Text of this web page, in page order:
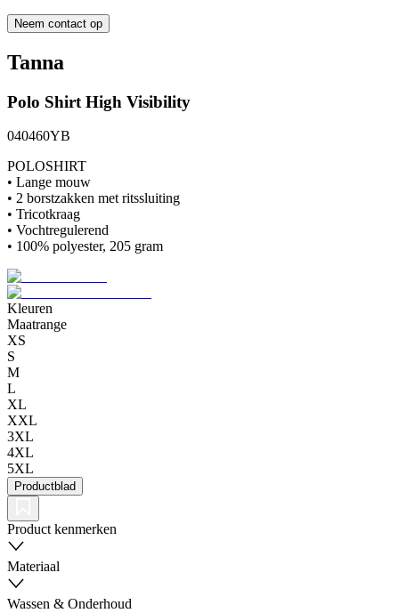
Neem contact op
Tanna
Polo Shirt High Visibility
040460YB
POLOSHIRT
• Lange mouw
• 2 borstzakken met ritssluiting
• Tricotkraag
• Vochtregulerend
• 100% polyester, 205 gram
Kleuren
Maatrange
XS
S
M
L
XL
XXL
3XL
4XL
5XL
Productblad
Product kenmerken
Materiaal
Wassen & Onderhoud